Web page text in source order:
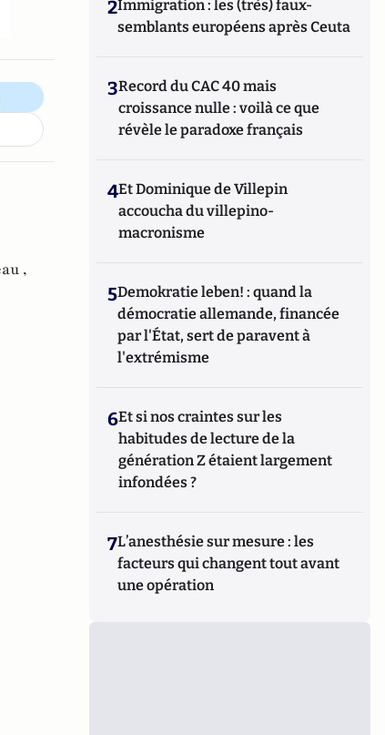
,
2Immigration : les (très) faux-
semblants européens après Ceuta
3Record du CAC 40 mais
croissance nulle : voilà ce que
révèle le paradoxe français
4Et Dominique de Villepin
accoucha du villepino-
macronisme
5Demokratie leben! : quand la
démocratie allemande, financée
par l'État, sert de paravent à
l'extrémisme
6Et si nos craintes sur les
habitudes de lecture de la
génération Z étaient largement
infondées ?
7L’anesthésie sur mesure : les
facteurs qui changent tout avant
une opération